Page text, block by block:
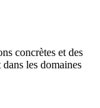
concrètes et des
les domaines